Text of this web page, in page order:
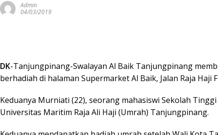
Admin
04/03/2019
DK-Tanjungpinang-Swalayan Al Baik Tanjungpinang
berhadiah di halaman Supermarket Al Baik, Jalan Raja
Keduanya Murniati (22), seorang mahasiswi Sekolah
Universitas Maritim Raja Ali Haji (Umrah) Tanjungpinang.